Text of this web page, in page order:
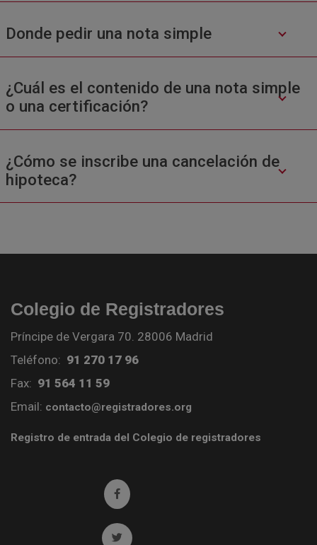
Donde pedir una nota simple
¿Cuál es el contenido de una nota simple
o una certificación?
¿Cómo se inscribe una cancelación de
hipoteca?
Colegio de Registradores
Príncipe de Vergara 70. 28006 Madrid
Teléfono: 91 270 17 96
Fax: 91 564 11 59
Email: contacto@registradores.org
Registro de entrada del Colegio de registradores
Ir a facebook (abre en ventana nueva)
Ir a twitter (abre en ventana nueva)